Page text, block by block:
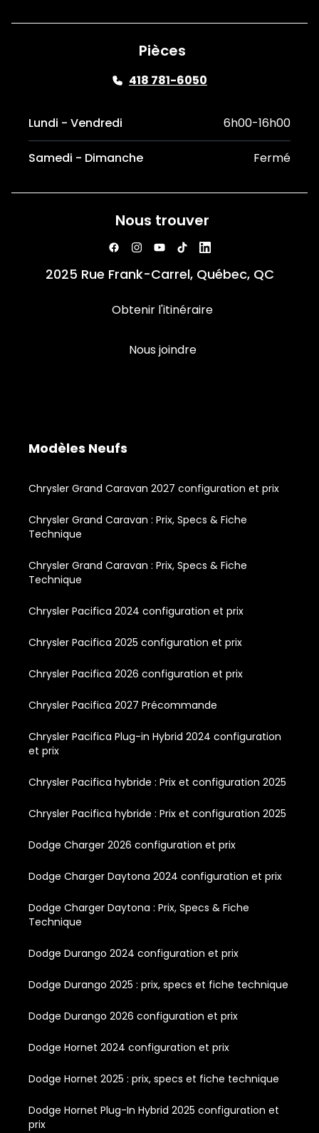
Pièces
418 781-6050
Lundi - Vendredi 6h00-16h00
Samedi - Dimanche Fermé
Nous trouver
2025 Rue Frank-Carrel, Québec, QC
Obtenir l'itinéraire
Nous joindre
Modèles Neufs
Chrysler Grand Caravan 2027 configuration et prix
Chrysler Grand Caravan : Prix, Specs & Fiche
Technique
Chrysler Grand Caravan : Prix, Specs & Fiche
Technique
Chrysler Pacifica 2024 configuration et prix
Chrysler Pacifica 2025 configuration et prix
Chrysler Pacifica 2026 configuration et prix
Chrysler Pacifica 2027 Précommande
Chrysler Pacifica Plug-in Hybrid 2024 configuration
et prix
Chrysler Pacifica hybride : Prix et configuration 2025
Chrysler Pacifica hybride : Prix et configuration 2025
Dodge Charger 2026 configuration et prix
Dodge Charger Daytona 2024 configuration et prix
Dodge Charger Daytona : Prix, Specs & Fiche
Technique
Dodge Durango 2024 configuration et prix
Dodge Durango 2025 : prix, specs et fiche technique
Dodge Durango 2026 configuration et prix
Dodge Hornet 2024 configuration et prix
Dodge Hornet 2025 : prix, specs et fiche technique
Dodge Hornet Plug-In Hybrid 2025 configuration et
prix